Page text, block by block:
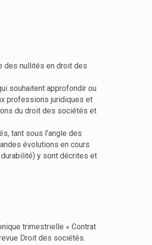
des nullités en droit des
souhaitent approfondir ou
professions juridiques et
du droit des sociétés et
tant sous l’angle des
évolutions en cours
y sont décrites et
trimestrielle « Contrat
Droit des sociétés.